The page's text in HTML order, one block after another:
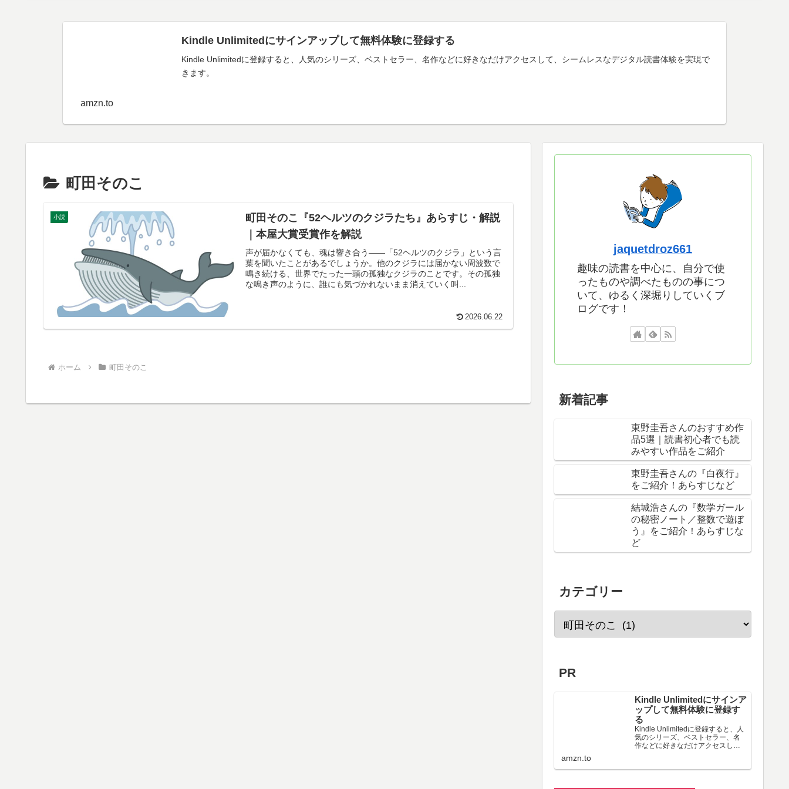
Kindle Unlimitedにサインアップして無料体験に登録する
Kindle Unlimitedに登録すると、人気のシリーズ、ベストセラー、名作などに好きなだけアクセスして、シームレスなデジタル読書体験を実現で
きます。
amzn.to
町田そのこ
小説
町田そのこ『52ヘルツのクジラたち』あらすじ・解説
｜本屋大賞受賞作を解説
声が届かなくても、魂は響き合う——「52ヘルツのクジラ」という言
葉を聞いたことがあるでしょうか。他のクジラには届かない周波数で
鳴き続ける、世界でたった一頭の孤独なクジラのことです。その孤独
な鳴き声のように、誰にも気づかれないまま消えていく叫...
2026.06.22
ホーム 町田そのこ
jaquetdroz661
趣味の読書を中心に、自分で使
ったものや調べたものの事につ
いて、ゆるく深堀りしていくブ
ログです！
新着記事
東野圭吾さんのおすすめ作
品5選｜読書初心者でも読
みやすい作品をご紹介
東野圭吾さんの『白夜行』
をご紹介！あらすじなど
結城浩さんの『数学ガール
の秘密ノート／整数で遊ぼ
う』をご紹介！あらすじな
ど
カテゴリー
PR
Kindle Unlimitedにサインア
ップして無料体験に登録す
る
Kindle Unlimitedに登録すると、人
気のシリーズ、ベストセラー、名
作などに好きなだけアクセスし
amzn.to